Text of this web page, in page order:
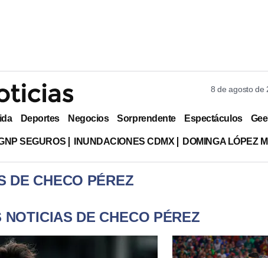
8 de agosto de
Deportes Negocios Sorprendente Espectáculos
SEGUROS INUNDACIONES CDMX DOMINGA LÓPEZ
DE CHECO PÉREZ
DE CHECO PÉREZ